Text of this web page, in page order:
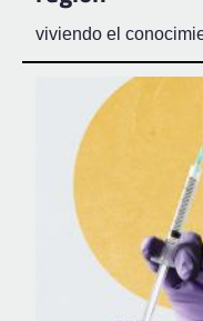
viviendo el